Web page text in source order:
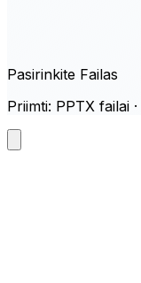
Pasirinkite Failas
Priimti: PPTX failai